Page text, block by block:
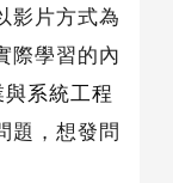
影片方式為
際學習的內
與系統工程
題，想發問